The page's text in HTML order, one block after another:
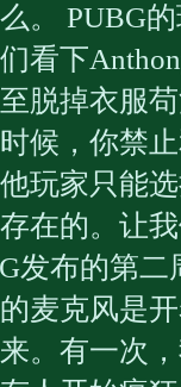
。 PUBG
看下
脱掉衣服
候，你禁
玩家只能
在的。让
发布的第
麦克风是
。有一次